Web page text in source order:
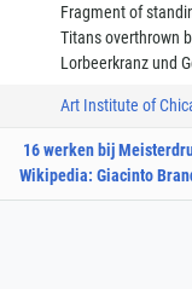
Fragment of
Titans overthrown
Lorbeerkranz und
Art Institute of
16 werken bij
Wikipedia: Giacinto